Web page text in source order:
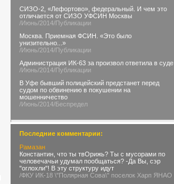
СИЗО-2, «Лефортово», федеральный. И чем это
отличается от СИЗО УФСИН Москвы
/Июнь/2014/Публикации
Москва. Приемная ФСИН. «Это было
унизительно...»
/Июнь/2014/Публикации
Администрация ИК-63 за произвол ответила в суде
/Июнь/2014/Публикации
В Уфе бывший полицейский предстанет перед
судом по обвинению в покушении на
мошенничество
/Июнь/2014/Беспредел
Последние комментарии:
Рамазан
Константин, что ты твОрижь? Ты с мусорами по
человечачьи удумал пообщаться? -Да Вы, сэр
"оглохли"! В эту структуру идут
/ФКУ ИК-18 \"Полярная Сова\" поселок Харп ЯНАО